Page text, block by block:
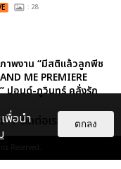
: 28
าพงาน “มีสติแล้วลูกพีช
ME PREMIERE
ปอนด์-ภูวินทร์ คลั่งรัก
: 16
ลสนุก! ประมวลภาพ “ดิว-
ติดต่อเรา
Reserved.
พื่อนำ
ตกลง